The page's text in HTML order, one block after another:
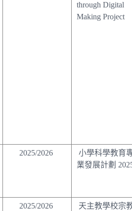
through Digital
Making Project
2025/2026
小學科學教育
業發展計劃
2025/2026
天主教學校宗